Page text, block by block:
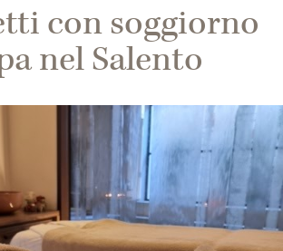
con soggiorno
nel Salento